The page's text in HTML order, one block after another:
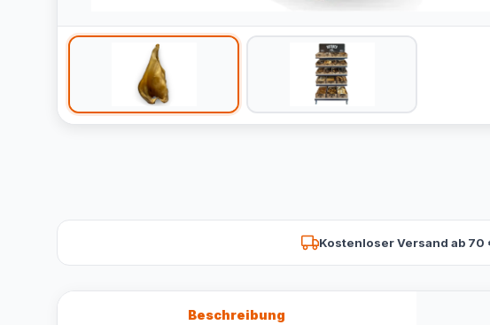
Kostenloser Versand ab 70
Beschreibung